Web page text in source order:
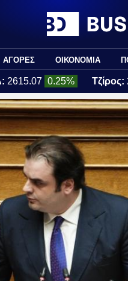
ΑΓΟΡΕΣ ΟΙΚΟΝΟΜΙΑ
2615.07 0.25% Τζίρος: